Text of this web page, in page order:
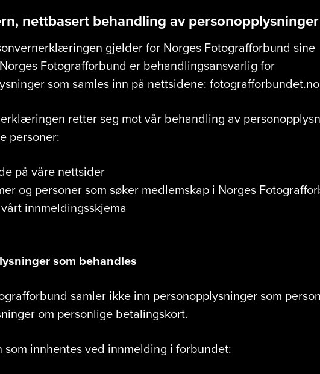
nettbasert behandling av personopplysninger
gjelder for Norges Fotografforbund sine
Fotografforbund er behandlingsansvarlig for
som samles inn på nettsidene:
retter seg mot vår behandling av
personer:
på våre nettsider
og personer som søker medlemskap i Norges
innmeldingsskjema
som behandles
samler ikke inn personopplysninger som
om personlige betalingskort.
som innhentes ved innmelding i forbundet: